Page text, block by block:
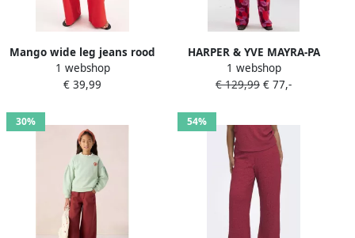
Mango wide leg jeans rood
1 webshop
€ 39,99
HARPER & YVE MAYRA-PA
wide leg jeans roodbruin
1 webshop
€ 129,99 € 77,-
30% 54%